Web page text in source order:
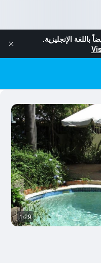
باللغة الإنجليزية.
1/29